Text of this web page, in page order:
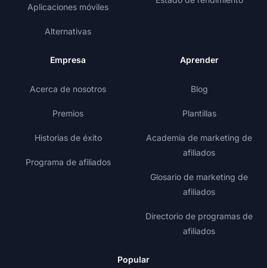
Aplicaciones móviles
Alternativas
Empresa
Acerca de nosotros
Premios
Historias de éxito
Programa de afiliados
Aprender
Blog
Plantillas
Academia de marketing de
afiliados
Glosario de marketing de
afiliados
Directorio de programas de
afiliados
Popular